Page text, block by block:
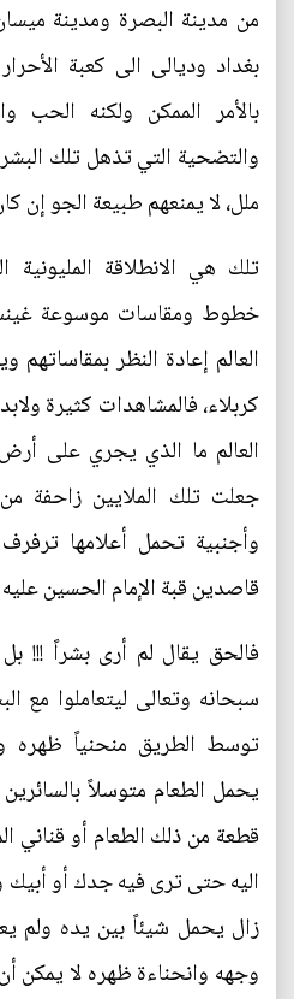
من مدينة البصرة ومدينة
بغداد وديالى الى كعبة
بالأمر الممكن ولكنه الحب
والتضحية التي تذهل تلك
ملل، لا يمنعهم طبيعة الجو إن
تلك هي الانطلاقة
خطوط ومقاسات موسوعة
العالم إعادة النظر بمقاساتهم
كربلاء، فالمشاهدات كثيرة
العالم ما الذي يجري على
جعلت تلك الملايين زاحفة
وأجنبية تحمل أعلامها
قاصدين قبة الإمام الحسين
فالحق يقال لم أرى بشراً !!! بل
سبحانه وتعالى ليتعاملوا مع
توسط الطريق منحنياً
يحمل الطعام متوسلاً
قطعة من ذلك الطعام أو قناني
اليه حتى ترى فيه جدك أو أبيك
زال يحمل شيئاً بين يده ولم
وجهه وانحناءة ظهره لا يمكن